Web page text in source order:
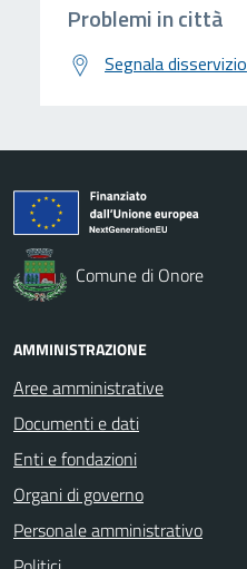
Problemi in città
Segnala disservizio
Comune di Onore
AMMINISTRAZIONE
Aree amministrative
Documenti e dati
Enti e fondazioni
Organi di governo
Personale amministrativo